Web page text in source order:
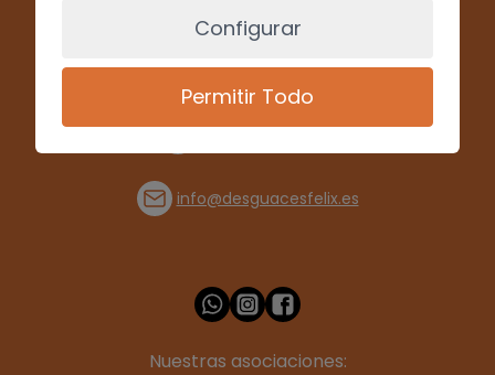
info@desguacesfelix.es
Nuestras asociaciones:
Configurar
Permitir Todo